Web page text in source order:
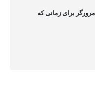
برای زمانی که